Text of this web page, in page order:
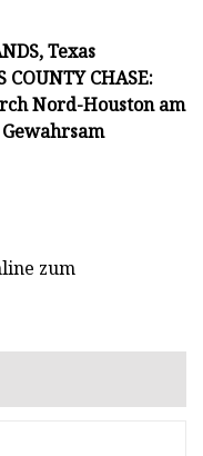
Texas
COUNTY CHASE:
Nord-Houston am
zum